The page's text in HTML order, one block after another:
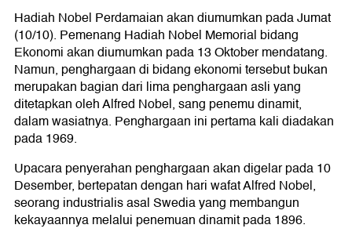
Hadiah Nobel Perdamaian akan diumumkan pada Jumat
(10/10). Pemenang Hadiah Nobel Memorial bidang
Ekonomi akan diumumkan pada 13 Oktober mendatang.
Namun, penghargaan di bidang ekonomi tersebut bukan
merupakan bagian dari lima penghargaan asli yang
ditetapkan oleh Alfred Nobel, sang penemu dinamit,
dalam wasiatnya. Penghargaan ini pertama kali diadakan
pada 1969.
Upacara penyerahan penghargaan akan digelar pada 10
Desember, bertepatan dengan hari wafat Alfred Nobel,
seorang industrialis asal Swedia yang membangun
kekayaannya melalui penemuan dinamit pada 1896.